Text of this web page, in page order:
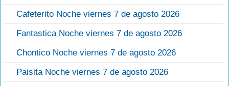
Cafeterito Noche viernes 7 de agosto 2026
Fantastica Noche viernes 7 de agosto 2026
Chontico Noche viernes 7 de agosto 2026
Paisita Noche viernes 7 de agosto 2026